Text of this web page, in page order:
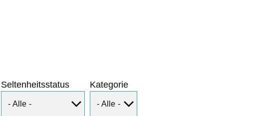
Seltenheitsstatus Kategorie